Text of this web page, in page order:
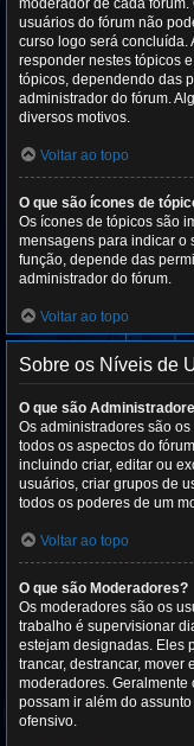
moderador de cada
usuários do fórum não
curso logo será concluída.
responder nestes tópicos
tópicos, dependendo das
administrador do fórum.
diversos motivos.
Voltar ao topo
O que são ícones de
Os ícones de tópicos são
mensagens para indicar o
função, depende das
administrador do fórum.
Voltar ao topo
Sobre os Níveis de
O que são
Os administradores são
todos os aspectos do
incluindo criar, editar ou
usuários, criar grupos de
todos os poderes de um
Voltar ao topo
O que são Moderadores?
Os moderadores são os
trabalho é supervisionar
estejam designadas. Eles
trancar, destrancar, mover
moderadores.
possam ir além do
ofensivo.